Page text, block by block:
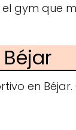
gym que
en